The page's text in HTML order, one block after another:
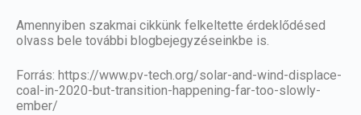
Amennyiben szakmai cikkünk felkeltette érdeklődésed
olvass bele további blogbejegyzéseinkbe is.
Forrás: https://www.pv-tech.org/solar-and-wind-displace-
coal-in-2020-but-transition-happening-far-too-slowly-
ember/